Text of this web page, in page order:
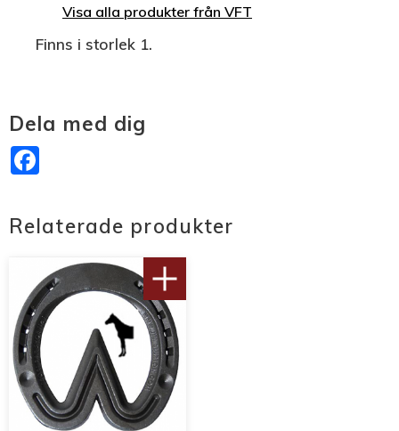
Visa alla produkter från VFT
Finns i storlek 1.
Dela med dig
Relaterade produkter